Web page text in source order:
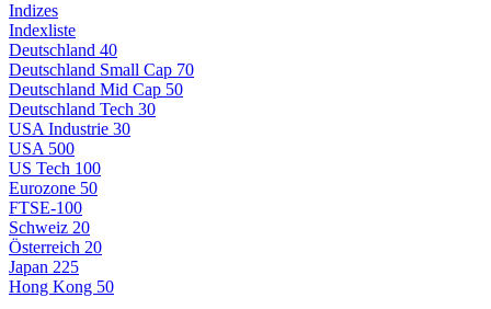
Indizes
Indexliste
Deutschland 40
Deutschland Small Cap 70
Deutschland Mid Cap 50
Deutschland Tech 30
USA Industrie 30
USA 500
US Tech 100
Eurozone 50
FTSE-100
Schweiz 20
Österreich 20
Japan 225
Hong Kong 50